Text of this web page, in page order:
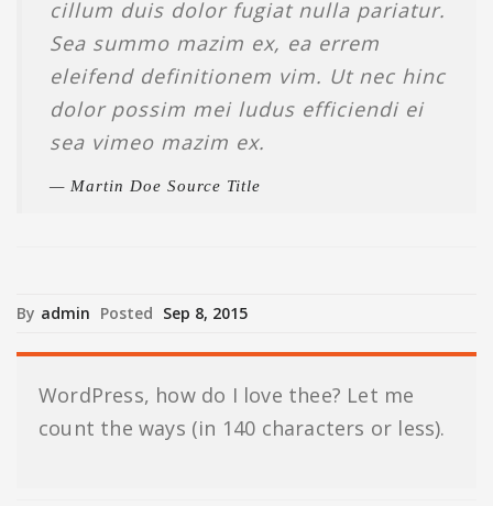
cillum duis dolor fugiat nulla pariatur.
Sea summo mazim ex, ea errem
eleifend definitionem vim. Ut nec hinc
dolor possim mei ludus efficiendi ei
sea vimeo mazim ex.
Martin Doe Source Title
By admin Posted Sep 8, 2015
WordPress, how do I love thee? Let me
count the ways (in 140 characters or less).